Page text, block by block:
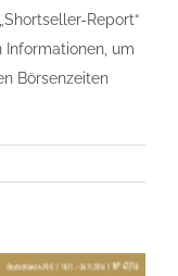
Report“
um
Börsenzeiten